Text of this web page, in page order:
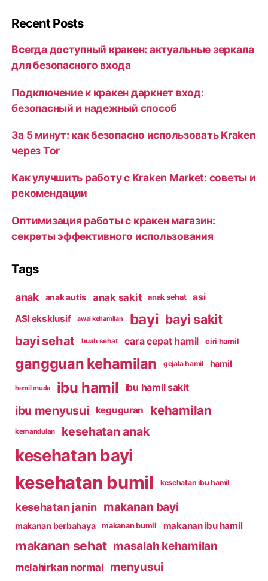
Recent Posts
Всегда доступный кракен: актуальные зеркала
для безопасного входа
Подключение к кракен даркнет вход:
безопасный и надежный способ
За 5 минут: как безопасно использовать Kraken
через Tor
Как улучшить работу с Kraken Market: советы и
рекомендации
Оптимизация работы с кракен магазин:
секреты эффективного использования
Tags
anak anak autis anak sakit anak sehat
asi
ASI eksklusif
awal kehamilan bayi bayi sakit
bayi sehat buah sehat cara cepat hamil ciri hamil
gangguan kehamilan gejala hamil hamil
hamil muda ibu hamil ibu hamil sakit
ibu menyusui keguguran kehamilan
kemandulan kesehatan anak
kesehatan bayi
kesehatan bumil kesehatan ibu hamil
kesehatan janin makanan bayi
makanan berbahaya makanan bumil makanan ibu hamil
makanan sehat masalah kehamilan
melahirkan normal menyusui